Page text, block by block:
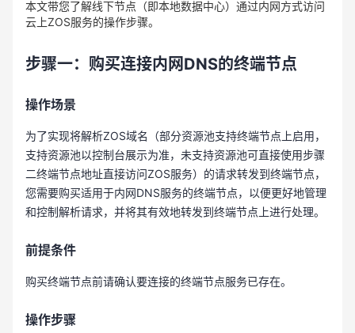
本文带您了解线下节点（即本地数据中心）通过内网方式访问
云上ZOS服务的操作步骤。
步骤一：购买连接内网 DNS的终端节点
操作场景
为了实现将解析ZOS域名（部分资源池支持终端节点上启用，
支持资源池以控制台展示为准，未支持资源池可直接使用步骤
二终端节点地址直接访问ZOS服务）的请求转发到终端节点，
您需要购买适用于内网DNS服务的终端节点，以便更好地管理
和控制解析请求，并将其有效地转发到终端节点上进行处理。
前提条件
购买终端节点前请确认要连接的终端节点服务已存在。
操作步骤